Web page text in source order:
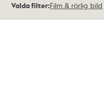
träffar
Valda filter:Film & rörlig bild